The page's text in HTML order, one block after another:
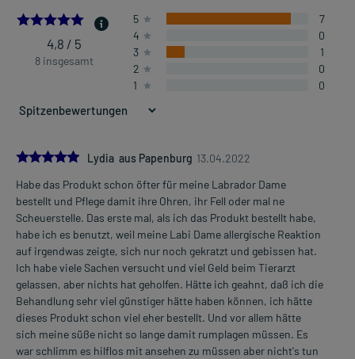
4.75
4,8 / 5
8 insgesamt
5
7
4
0
3
1
2
0
1
0
5.0
Lydia aus Papenburg 13.04.2022
Habe das Produkt schon öfter für meine Labrador Dame
bestellt und Pflege damit ihre Ohren, ihr Fell oder mal ne
Scheuerstelle. Das erste mal, als ich das Produkt bestellt habe,
habe ich es benutzt, weil meine Labi Dame allergische Reaktion
auf irgendwas zeigte, sich nur noch gekratzt und gebissen hat.
Ich habe viele Sachen versucht und viel Geld beim Tierarzt
gelassen, aber nichts hat geholfen. Hätte ich geahnt, daß ich die
Behandlung sehr viel günstiger hätte haben können, ich hätte
dieses Produkt schon viel eher bestellt. Und vor allem hätte
sich meine süße nicht so lange damit rumplagen müssen. Es
war schlimm es hilflos mit ansehen zu müssen aber nicht's tun